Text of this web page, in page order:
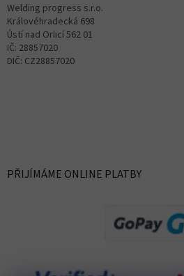
Welding progress s.r.o.
Královéhradecká 698
Ústí nad Orlicí 562 01
IČ: 28857020
DIČ: CZ28857020
PŘIJÍMÁME ONLINE PLATBY